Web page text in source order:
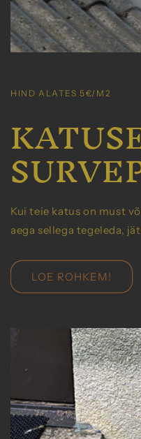
HIND ALATES 5€/M2
Kui teie katus on must
aega sellega tegeleda,
LOE ROHKEM!